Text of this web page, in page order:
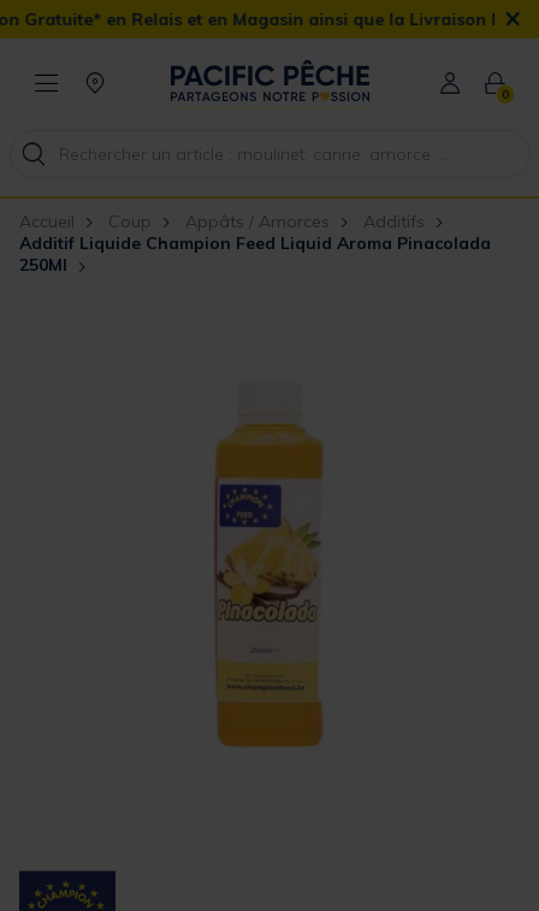
Relais et en Magasin ainsi que la Livraison Domicile offerte×
0
Accueil Coup Appâts / Amorces
Additifs
Additif Liquide Champion Feed Liquid Aroma Pinacolada
250Ml